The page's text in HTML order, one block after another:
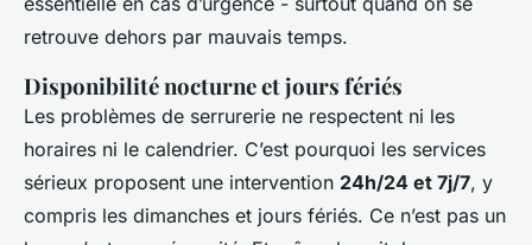
retrouve dehors par mauvais temps.
Disponibilité nocturne et jours fériés
Les problèmes de serrurerie ne respectent ni les
horaires ni le calendrier. C’est pourquoi les services
sérieux proposent une intervention 24h/24 et 7j/7, y
compris les dimanches et jours fériés. Ce n’est pas un